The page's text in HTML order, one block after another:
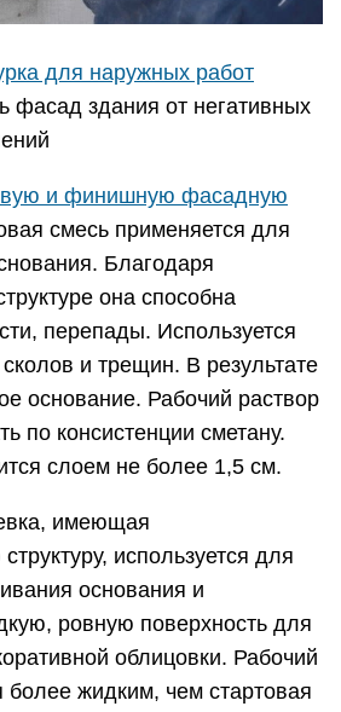
для наружных работ
фасад здания от негативных
и финишную фасадную
смесь применяется для
Благодаря
она способна
перепады. Используется
и трещин. В результате
основание. Рабочий раствор
по консистенции сметану.
слоем не более 1,5 см.
имеющая
используется для
основания и
ровную поверхность для
облицовки. Рабочий
более жидким, чем стартовая